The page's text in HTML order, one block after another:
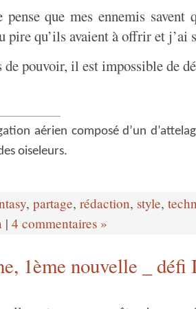
que mes ennemis
pire qu’ils avaient à offrir et j’ai
de pouvoir, il est impossible de
aérien composé d’un
oiseleurs.
, partage, rédaction, style,
| 4 commentaires »
1ème nouvelle _